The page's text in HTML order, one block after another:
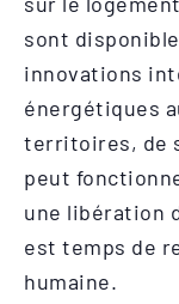
sont
innovations
énergétiques
territoires, de
peut
une libération
est temps de
humaine.